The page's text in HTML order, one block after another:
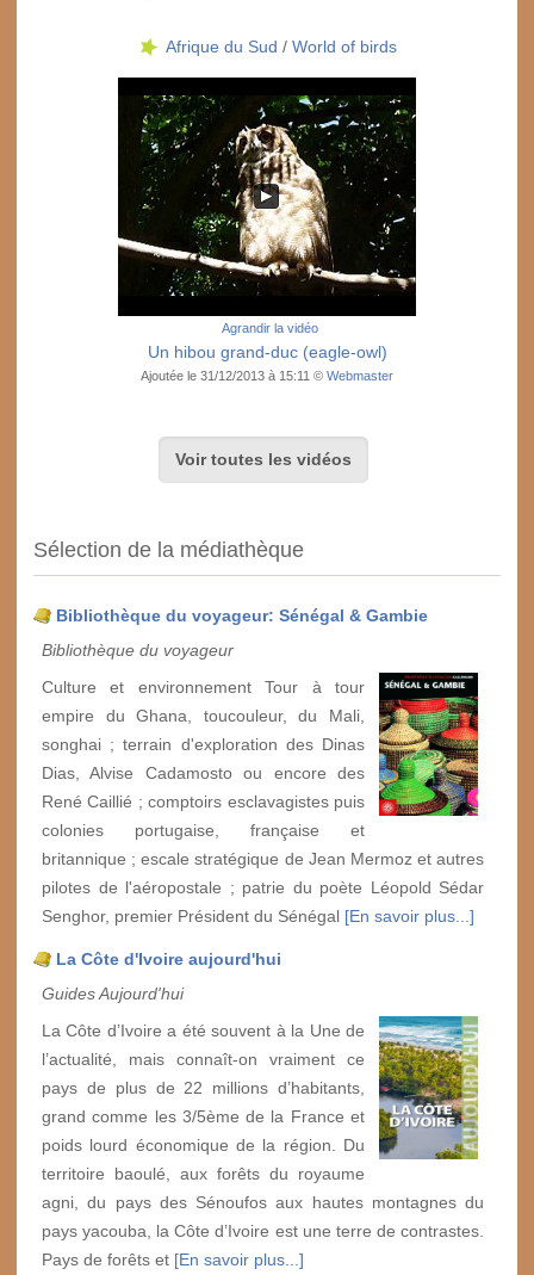
Afrique du Sud /World of birds
Agrandir la vidéo
Un hibou grand-duc (eagle-owl)
Ajoutée le 31/12/2013 à 15:11 © Webmaster
Voir toutes les vidéos
Sélection de la médiathèque
Bibliothèque du voyageur: Sénégal & Gambie
Bibliothèque du voyageur
Culture et environnement Tour à tour
empire du Ghana, toucouleur, du Mali,
songhai ; terrain d'exploration des Dinas
Dias, Alvise Cadamosto ou encore des
René Caillié ; comptoirs esclavagistes puis
colonies portugaise, française et
britannique ; escale stratégique de Jean Mermoz et autres
pilotes de l'aéropostale ; patrie du poète Léopold Sédar
Senghor, premier Président du Sénégal [En savoir plus...]
La Côte d'Ivoire aujourd'hui
Guides Aujourd'hui
La Côte d’Ivoire a été souvent à la Une de
l’actualité, mais connaît-on vraiment ce
pays de plus de 22 millions d’habitants,
grand comme les 3/5ème de la France et
poids lourd économique de la région. Du
territoire baoulé, aux forêts du royaume
agni, du pays des Sénoufos aux hautes montagnes du
pays yacouba, la Côte d’Ivoire est une terre de contrastes.
Pays de forêts et [En savoir plus...]